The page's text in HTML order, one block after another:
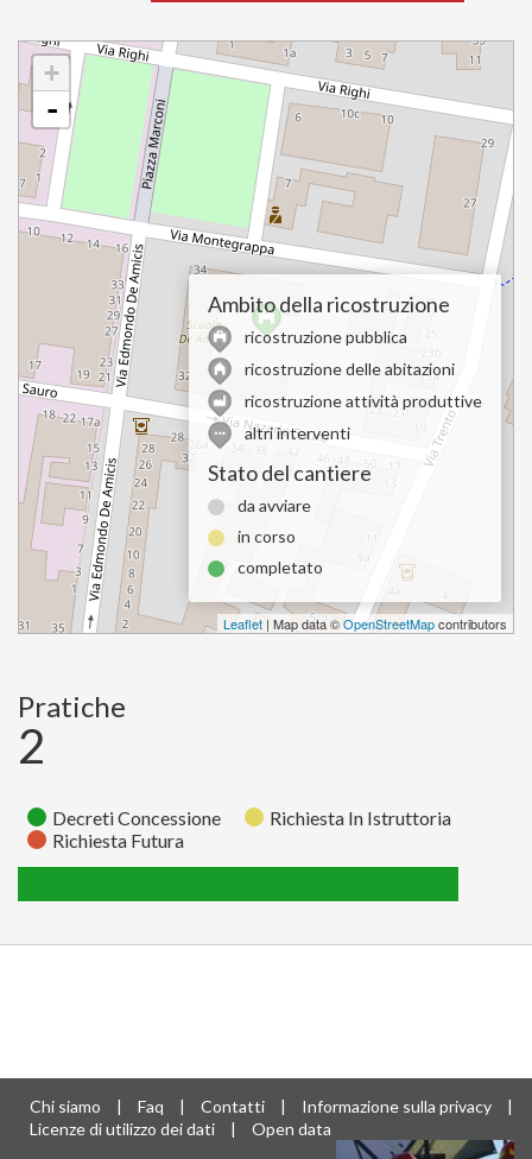
Assegnate895853.76
di cui
pagate
895853.76
+
-
Ambito della ricostruzione
ricostruzione pubblica
ricostruzione delle abitazioni
ricostruzione attività produttive
altri interventi
Stato del cantiere
da avviare
in corso
completato
Leaflet | Map data ©OpenStreetMapcontributors
Pratiche
2
Decreti Concessione
Richiesta In Istruttoria
Richiesta Futura
Stato
In
Chi siamo | Faq | Contatti | Informazione sulla privacy
|
Licenze di utilizzo dei dati
| Open data